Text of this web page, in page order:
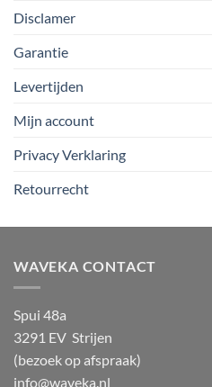
Disclamer
Garantie
Levertijden
Mijn account
Privacy Verklaring
Retourrecht
WAVEKA CONTACT
Spui 48a
3291 EV Strijen
(bezoek op afspraak)
info@waveka.nl